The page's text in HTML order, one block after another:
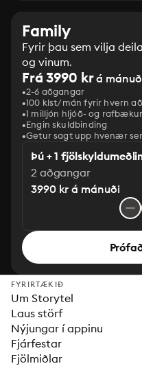
Family
Fyrir þau sem vilja
og vinum.
Frá 3990 krá
2-6 aðgangar
100 klst/mán fyrir hvern
1 milljón hljóð- og rafbækur
‎Engin skuldbinding
Getur sagt upp hvenær
Þú + 1
2 aðgangar
3990 kr á mánuði
FYRIRTÆKIÐ
Um Storytel
Laus störf
Nýjungar í appinu
Fjárfestar
Fjölmiðlar